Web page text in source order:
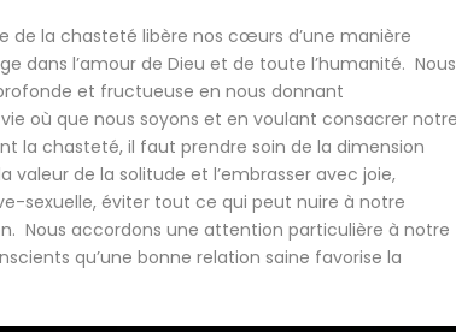
de la chasteté libère nos cœurs d’une manière
dans l’amour de Dieu et de toute l’humanité. Nous
et fructueuse en nous donnant
où que nous soyons et en voulant consacrer
la chasteté, il faut prendre soin de la dimension
de la solitude et l’embrasser avec joie,
sexuelle, éviter tout ce qui peut nuire à notre
Nous accordons une attention particulière à notre
qu’une bonne relation saine favorise la